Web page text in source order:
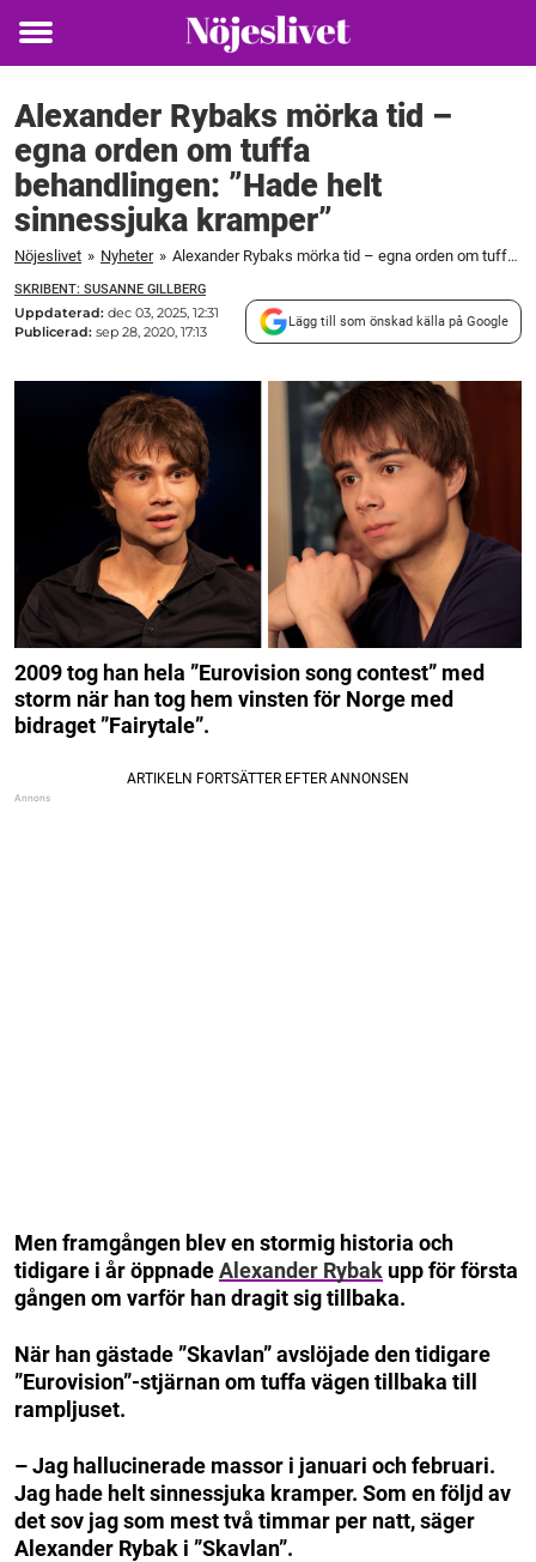
Toggle
Alexander Rybaks mörka tid –
egna orden om tuffa
behandlingen: ”Hade helt
sinnessjuka kramper”
Nöjeslivet » Nyheter » Alexander Rybaks mörka tid – egna orden om tuffa behandlingen: "Hade helt sinnessjuka kramper"
SKRIBENT: SUSANNE GILLBERG
Uppdaterad: dec 03, 2025, 12:31
Publicerad: sep 28, 2020, 17:13
Lägg till som önskad källa på Google
2009 tog han hela ”Eurovision song contest” med
storm när han tog hem vinsten för Norge med
bidraget ”Fairytale”.
Men framgången blev en stormig historia och
tidigare i år öppnadeAlexander Rybak upp för första
gången om varför han dragit sig tillbaka.
När han gästade ”Skavlan” avslöjade den tidigare
”Eurovision”-stjärnan om tuffa vägen tillbaka till
rampljuset.
– Jag hallucinerade massor i januari och februari.
Jag hade helt sinnessjuka kramper. Som en följd av
det sov jag som mest två timmar per natt, säger
Alexander Rybak i ”Skavlan”.